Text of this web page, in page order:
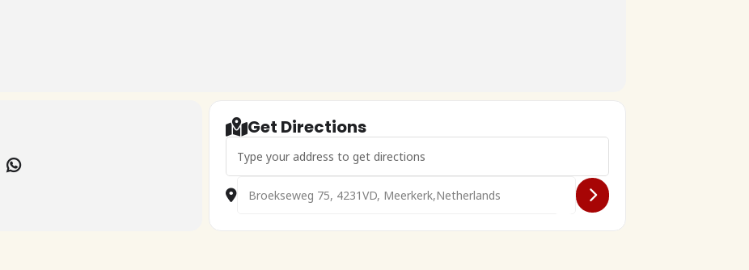
Get Directions
Address - 🇳🇱 Voorjaarsmeeting VCT2 []